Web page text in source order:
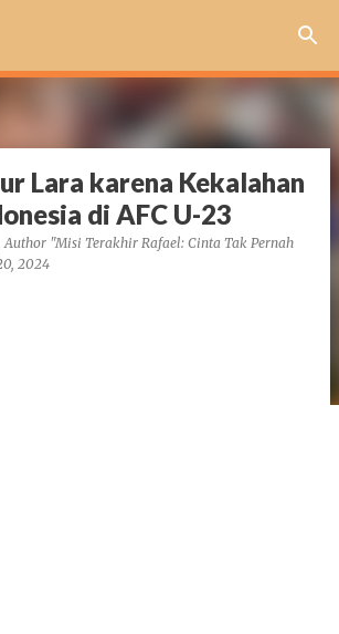
Lara karena Kekalahan
di AFC U-23
Author "Misi Terakhir Rafael: Cinta Tak Pernah
2024